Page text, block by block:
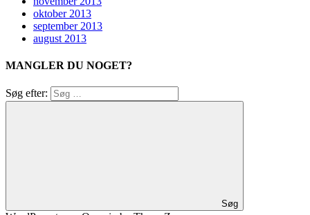
oktober 2013
september 2013
august 2013
MANGLER DU NOGET?
Søg efter:
Søg